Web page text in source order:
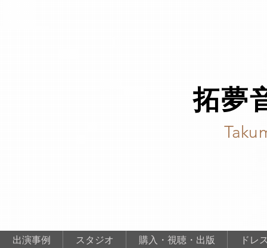
拓夢
出演事例 スタジオ 購入・視聴・出版 ドレ